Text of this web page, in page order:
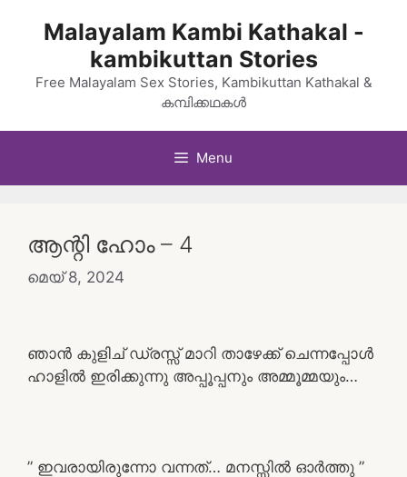
Malayalam Kambi Kathakal -
kambikuttan Stories
Free Malayalam Sex Stories, Kambikuttan Kathakal &
കമ്പിക്കഥകൾ
Menu
ആന്റി ഹോം – 4
മെയ്‌ 8, 2024
ഞാൻ കുളിച് ഡ്രസ്സ്‌ മാറി താഴേക്ക് ചെന്നപ്പോൾ
ഹാളിൽ ഇരിക്കുന്നു അപ്പൂപ്പനും അമ്മൂമ്മയും…
” ഇവരായിരുന്നോ വന്നത്… മനസ്സിൽ ഓർത്തു ”